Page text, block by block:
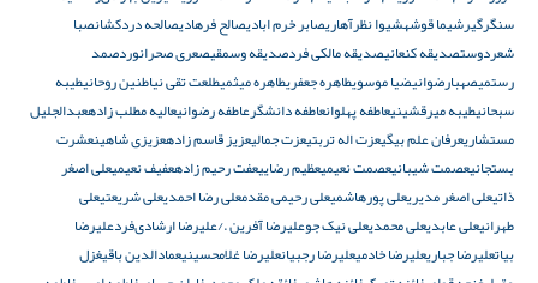
سنگرگیرشیما قوشهشیوا نظرآهاریصابر خرم ابادیصالح فرهادیصالحه دردکشانصبا
شعردوستصدیقه کنعانیصدیقه مالکی فردصدیقه وسمقیصعری صحرانوردصمد
رستمیصهبارضوانیضیا موسویطاهره جعفریطاهره میثمیطلعت تقی نیاطنین روحانیطیبه
سبحانیطیبه میرقشینیعاطفه پهلوانعاطفه دانشگرعاطفه رضوانیعالیه مطلب زادهعبدالجلیل
مستشاریعرفان علم بیگیعزت اله تربتیعزت جمالیعزیز قاسم زادهعزیزی شاهینعشرت
بستجانیعصمت شیبانیعصمت نعیمیعظیم رضاییعفت رحیم زادهعفیف نعیمیعلی اصغر
ذاتیعلی اصغر مدیریعلی پورهاشمیعلی رحیمی مقدمعلی رضا احمدیعلی شریعتیعلی
طهرانیعلی عابدیعلی محمدیعلی نیک جوعلیرضا آفرین ./علیرضا ارشادی‌فردعلیرضا
بیاتعلیرضا جباریعلیرضا خادمیعلیرضا رجبیانعلیرضا غلامحسینیعمادالدین باقیغزل